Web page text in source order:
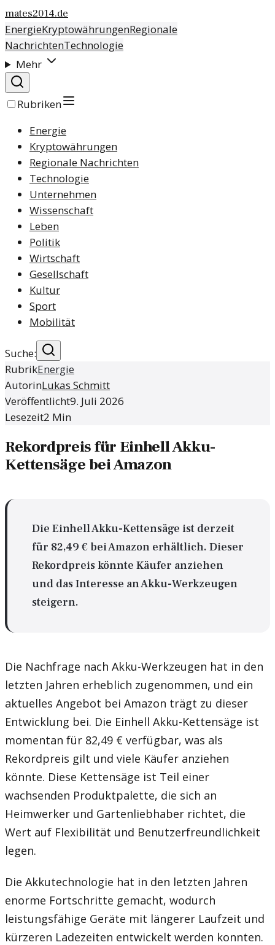
mates2014.de
EnergieKryptowährungenRegionale
NachrichtenTechnologie
Mehr
Rubriken
Energie
Kryptowährungen
Regionale Nachrichten
Technologie
Unternehmen
Wissenschaft
Leben
Politik
Wirtschaft
Gesellschaft
Kultur
Sport
Mobilität
Suche:
RubrikEnergie
AutorinLukas Schmitt
Veröffentlicht9. Juli 2026
Lesezeit2 Min
Rekordpreis für Einhell Akku-
Kettensäge bei Amazon
Die Einhell Akku-Kettensäge ist derzeit
für 82,49 € bei Amazon erhältlich. Dieser
Rekordpreis könnte Käufer anziehen
und das Interesse an Akku-Werkzeugen
steigern.
Die Nachfrage nach Akku-Werkzeugen hat in den
letzten Jahren erheblich zugenommen, und ein
aktuelles Angebot bei Amazon trägt zu dieser
Entwicklung bei. Die Einhell Akku-Kettensäge ist
momentan für 82,49 € verfügbar, was als
Rekordpreis gilt und viele Käufer anziehen
könnte. Diese Kettensäge ist Teil einer
wachsenden Produktpalette, die sich an
Heimwerker und Gartenliebhaber richtet, die
Wert auf Flexibilität und Benutzerfreundlichkeit
legen.
Die Akkutechnologie hat in den letzten Jahren
enorme Fortschritte gemacht, wodurch
leistungsfähige Geräte mit längerer Laufzeit und
kürzeren Ladezeiten entwickelt werden konnten.